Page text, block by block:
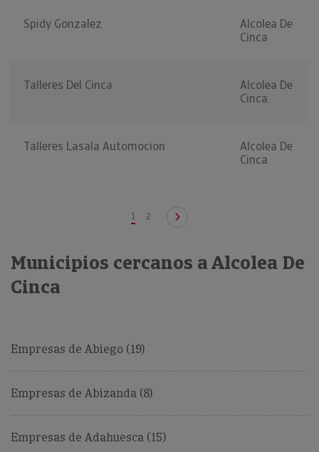
Spidy Gonzalez
Alcolea De
Cinca
Talleres Del Cinca
Alcolea De
Cinca
Talleres Lasala Automocion
Alcolea De
Cinca
1 2
Municipios cercanos a Alcolea De
Cinca
Empresas de Abiego (19)
Empresas de Abizanda (8)
Empresas de Adahuesca (15)